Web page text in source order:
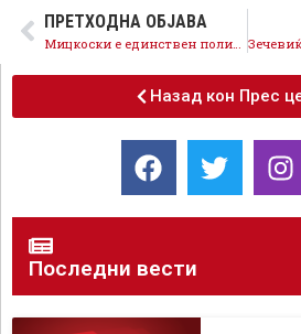
ПРЕТХОДНА ОБЈАВА
Мицкоски е единствен политичар во светот што се радува што успеал да блокира помош од 100 милиони евра во време на криза
Назад кон Прес
Последни вести